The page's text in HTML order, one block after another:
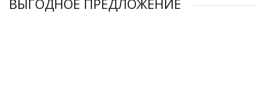
ВЫГОДНОЕ ПРЕДЛОЖЕНИЕ